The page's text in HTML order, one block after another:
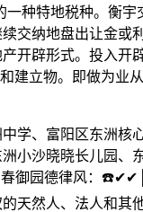
一种特地税种。衡宇
交纳地盘出让金或
开辟形式。投入开
建立物。即做为业
、富阳区东洲核
小沙晓晓长儿园、
春御园德律风：
天然人、法人和其